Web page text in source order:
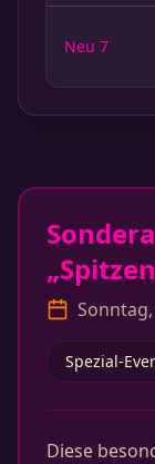
Neu 7
Sonntag,
Spezial-
Diese